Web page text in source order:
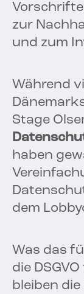
zur
und zum
Während
Stage
haben
dem
Was das
die
bleiben